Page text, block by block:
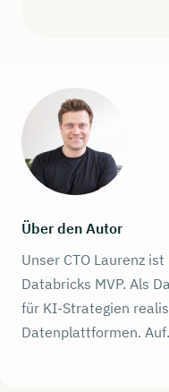
Über den Autor
Unser CTO Laurenz
Databricks MVP. Als
für KI-Strategien
Datenplattformen.